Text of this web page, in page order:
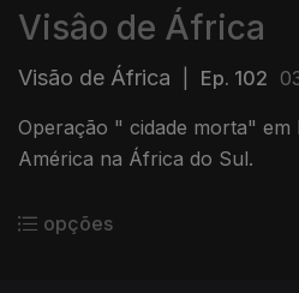
Visâo de África
Visão de África Ep. 102
Operação " cidade morta" em
América na África do Sul.
opções